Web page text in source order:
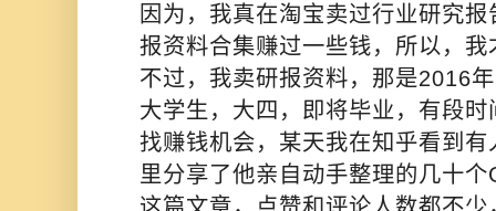
因为，我真在淘宝卖过行业研究
报资料合集赚过一些钱，所以，
不过，我卖研报资料，那是2016
大学生，大四，即将毕业，有段
找赚钱机会，某天我在知乎看到
里分享了他亲自动手整理的几十